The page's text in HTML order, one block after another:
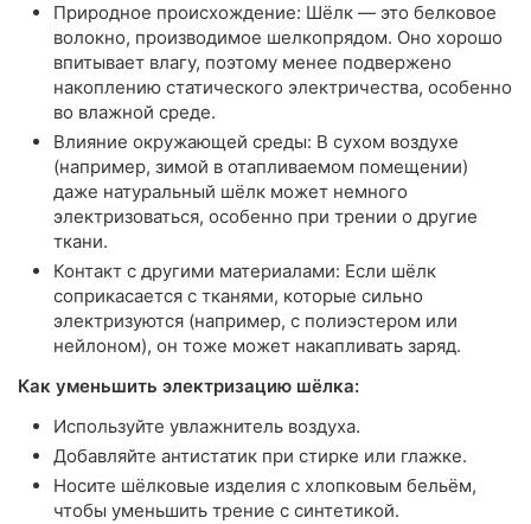
Природное происхождение: Шёлк — это белковое
волокно, производимое шелкопрядом. Оно хорошо
впитывает влагу, поэтому менее подвержено
накоплению статического электричества, особенно
во влажной среде.
Влияние окружающей среды: В сухом воздухе
(например, зимой в отапливаемом помещении)
даже натуральный шёлк может немного
электризоваться, особенно при трении о другие
ткани.
Контакт с другими материалами: Если шёлк
соприкасается с тканями, которые сильно
электризуются (например, с полиэстером или
нейлоном), он тоже может накапливать заряд.
Как уменьшить электризацию шёлка:
Используйте увлажнитель воздуха.
Добавляйте антистатик при стирке или глажке.
Носите шёлковые изделия с хлопковым бельём,
чтобы уменьшить трение с синтетикой.